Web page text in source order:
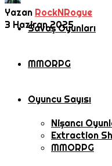
Savaş Oyunları
MMORPG
Oyuncu Sayısı
Nişancı
Extraction
MMORPG
Yazan RockNRogue
3 Haziran 2025